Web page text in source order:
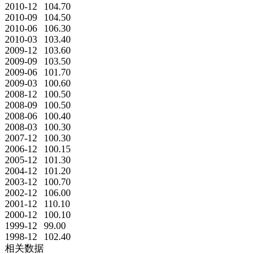
2010-12
104.70
2010-09
104.50
2010-06
106.30
2010-03
103.40
2009-12
103.60
2009-09
103.50
2009-06
101.70
2009-03
100.60
2008-12
100.50
2008-09
100.50
2008-06
100.40
2008-03
100.30
2007-12
100.30
2006-12
100.15
2005-12
101.30
2004-12
101.20
2003-12
100.70
2002-12
106.00
2001-12
110.10
2000-12
100.10
1999-12
99.00
1998-12
102.40
相关数据